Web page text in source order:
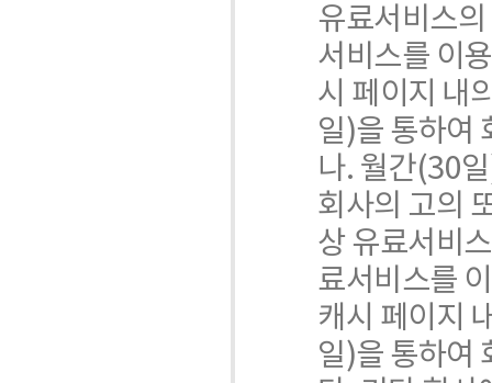
유료서비스
서비스를 이
시 페이지 내
일)을 통하여
나. 월간(30
회사의 고의
상 유료서비
료서비스를
캐시 페이지
일)을 통하여